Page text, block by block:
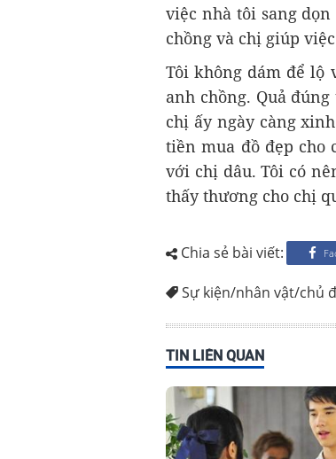
việc nhà tôi sang
chồng và chị giúp
Tôi không dám để lộ
anh chồng. Quả
chị ấy ngày càng
tiền mua đồ đẹp cho
với chị dâu. Tôi có
thấy thương cho chị
Chia sẻ bài viết:
Sự kiện/nhân vật/chủ
TIN LIÊN QUAN